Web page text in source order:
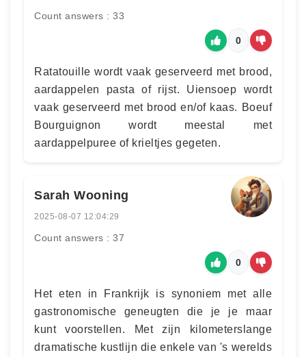
Count answers : 33
0
Ratatouille wordt vaak geserveerd met brood,
aardappelen pasta of rijst. Uiensoep wordt
vaak geserveerd met brood en/of kaas. Boeuf
Bourguignon wordt meestal met
aardappelpuree of krieltjes gegeten.
Sarah Wooning
2025-08-07 12:04:29
Count answers : 37
0
Het eten in Frankrijk is synoniem met alle
gastronomische geneugten die je je maar
kunt voorstellen. Met zijn kilometerslange
dramatische kustlijn die enkele van 's werelds